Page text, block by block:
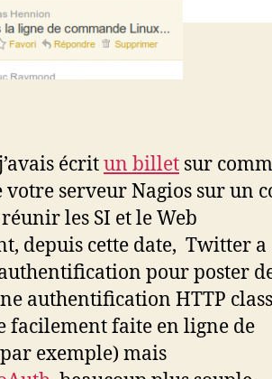
écritun billet sur
votre serveur Nagios sur un
les SI et le Web
depuis cette date, Twitter a
pour poster
authentification HTTP
facilement faite en ligne de
par exemple) mais